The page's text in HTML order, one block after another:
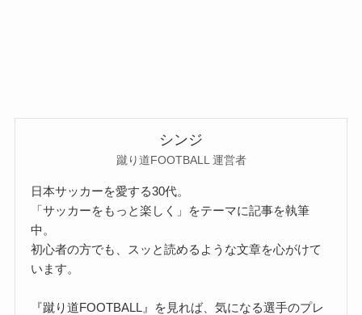
シンジ
蹴り道FOOTBALL 運営者
日本サッカーを愛する30代。
「サッカーをもっと楽しく」をテーマに記事を執筆
中。
初心者の方でも、スッと読めるような文章を心がけて
います。
『蹴り道FOOTBALL』を見れば、気になる選手のプレ